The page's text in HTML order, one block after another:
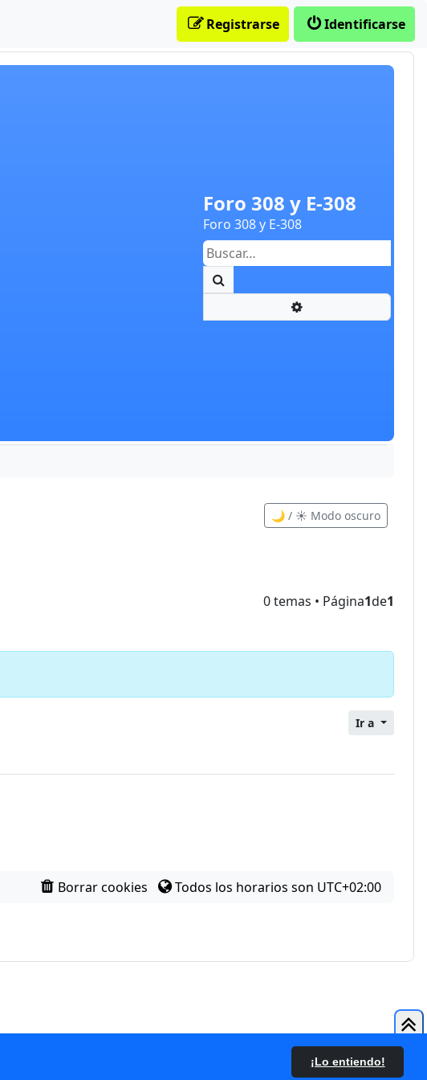
¡Lo entiendo!
Foro 308 y E-308
Foro 308 y E-308
Identificarse
Registrarse
🌙 / ☀️ Modo oscuro
0 temas • Página1de1
Ir a
Borrar cookies Todos los horarios son UTC+02:00